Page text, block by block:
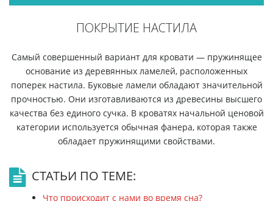
ПОКРЫТИЕ НАСТИЛА
Самый совершенный вариант для кровати — пружинящее
основание из деревянных ламелей, расположенных
поперек настила. Буковые ламели обладают значительной
прочностью. Они изготавливаются из древесины высшего
качества без единого сучка. В кроватях начальной ценовой
категории используется обычная фанера, которая также
обладает пружинящими свойствами.
СТАТЬИ ПО ТЕМЕ:
Что происходит с нами во время сна?